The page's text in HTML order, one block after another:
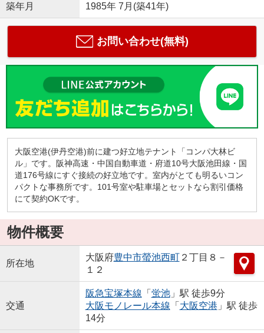
築年月 1985年 7月(築41年)
お問い合わせ(無料)
大阪空港(伊丹空港)前に建つ好立地テナント「コンパ大林ビ
ル」です。阪神高速・中国自動車道・府道10号大阪池田線・国
道176号線にすぐ接続の好立地です。室内がとても明るいコン
パクトな事務所です。101号室や駐車場とセットなら割引価格
にて契約OKです。
物件概要
所在地
大阪府豊中市螢池西町２丁目８－
１２
交通
阪急宝塚本線 「 蛍池」駅 徒歩9分
大阪モノレール本線 「 大阪空港 」駅 徒歩
14分